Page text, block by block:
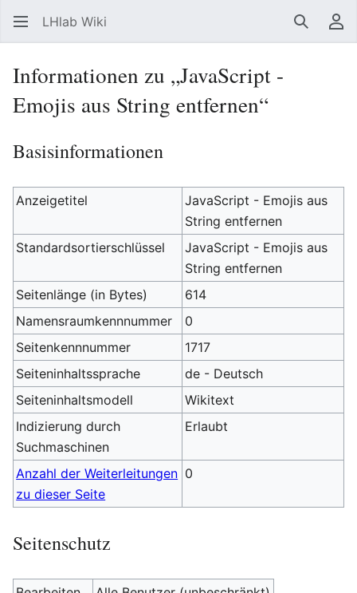
LHlab Wiki Suchen
Informationen zu „JavaScript -
Emojis aus String entfernen“
Basisinformationen
Anzeigetitel
JavaScript - Emojis aus
String entfernen
Standardsortierschlüssel
JavaScript - Emojis aus
String entfernen
Seitenlänge (in Bytes)
614
Namensraumkennnummer
0
Seitenkennnummer
1717
Seiteninhaltssprache
de - Deutsch
Seiteninhaltsmodell
Wikitext
Indizierung durch
Suchmaschinen
Erlaubt
Anzahl der Weiterleitungen
zu dieser Seite
0
Seitenschutz